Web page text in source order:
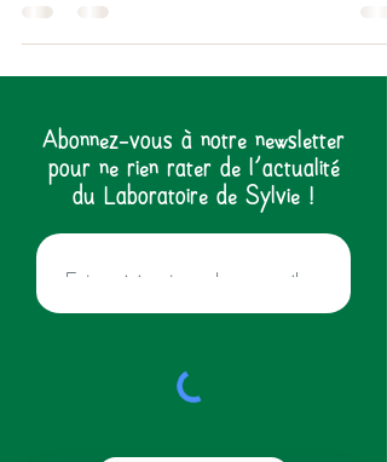
Abonnez-vous à notre newsletter
pour ne rien rater de l'actualité
du Laboratoire de Sylvie !